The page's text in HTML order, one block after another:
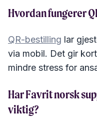
Hvordan fungerer
QR-bestilling lar
via mobil. Det gir
mindre stress for
Har Favrit norsk
viktig?